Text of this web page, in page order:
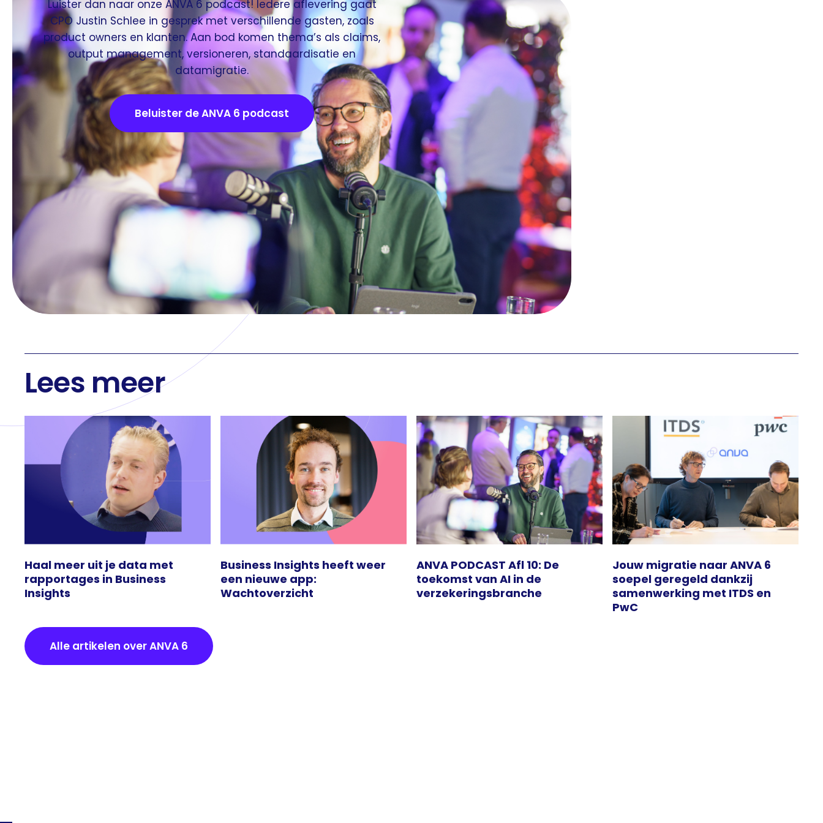
Luister dan naar onze ANVA 6 podcast! Iedere aflevering gaat
CPO Justin Schlee in gesprek met verschillende gasten, zoals
product owners en klanten. Aan bod komen thema’s als claims,
output management, versioneren, standaardisatie en
datamigratie.
Beluister de ANVA 6 podcast
Lees meer
Haal meer uit je data met
rapportages in Business
Insights
Business Insights heeft weer
een nieuwe app:
Wachtoverzicht
ANVA PODCAST Afl 10: De
toekomst van AI in de
verzekeringsbranche
Jouw migratie naar ANVA 6
soepel geregeld dankzij
samenwerking met ITDS en
PwC
Alle artikelen over ANVA 6